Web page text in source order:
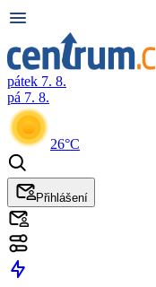
pátek 7. 8.
pá 7. 8.
26°C
Přihlášení